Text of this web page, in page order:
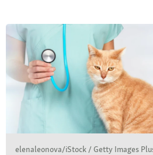
elenaleonova/iStock / Getty Images